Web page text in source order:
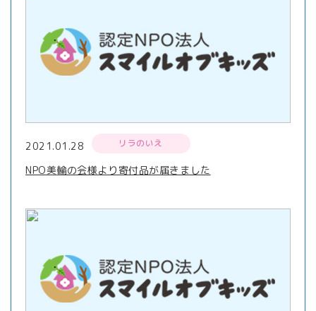
2021.01.28 リラのいえ
NPO美輪の会様より寄付品が届きました